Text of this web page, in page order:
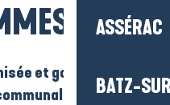
ASSÉRAC
BATZ-
NOUS ?
et gouvernée, l’Office
coordonne ses